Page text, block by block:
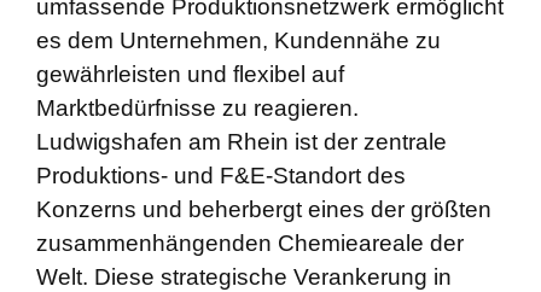
umfassende Produktionsnetzwerk ermöglicht
es dem Unternehmen, Kundennähe zu
gewährleisten und flexibel auf
Marktbedürfnisse zu reagieren.
Ludwigshafen am Rhein ist der zentrale
Produktions- und F&E-Standort des
Konzerns und beherbergt eines der größten
zusammenhängenden Chemieareale der
Welt. Diese strategische Verankerung in